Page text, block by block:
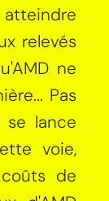
relevés
ne
Pas
lance
voie,
de